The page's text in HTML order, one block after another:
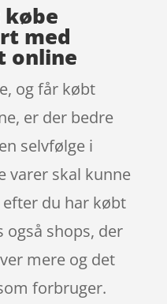
købe
med
online
og får købt
er der bedre
selvfølge i
varer skal kunne
du har købt
også shops, der
mere og det
forbruger.